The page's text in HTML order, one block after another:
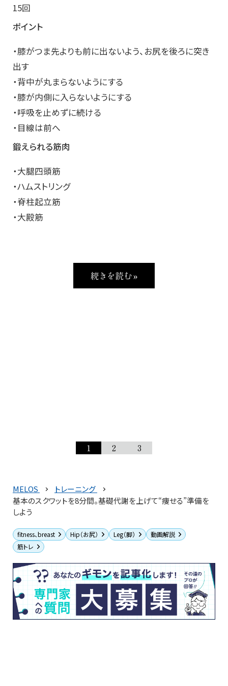
15回
ポイント
・膝がつま先よりも前に出ないよう、お尻を後ろに突き
出す
・背中が丸まらないようにする
・膝が内側に入らないようにする
・呼吸を止めずに続ける
・目線は前へ
鍛えられる筋肉
・大腿四頭筋
・ハムストリング
・脊柱起立筋
・大殿筋
続きを読む »
1 2 3
MELOS
トレーニング
基本のスクワットを8分間。基礎代謝を上げて“痩せる”準備を
しよう
fitness、breast Hip（お尻） Leg（脚）
動画解説
筋トレ